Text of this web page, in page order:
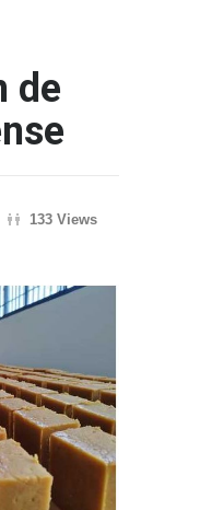
de
133 Views